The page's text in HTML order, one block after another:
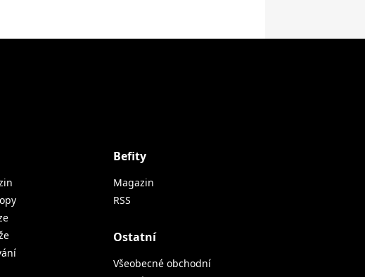
Befity
Magazin
RSS
Ostatní
Všeobecné obchodní